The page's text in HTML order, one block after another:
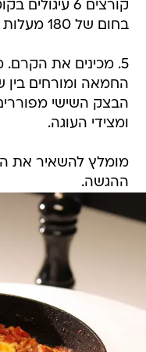
קורצים 6
בחום של 180 מעלות למשך כחמש עד שבע דקות.
5. מכינים את
החמאה ומורחים בין
הבצק השישי
ומצידי העוגה.
מומלץ להשאיר את
ההגשה.